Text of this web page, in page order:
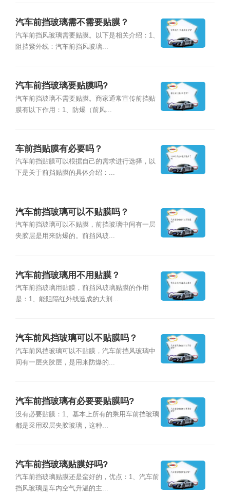
汽车前挡玻璃需不需要贴膜？
汽车前挡风玻璃需要贴膜。以下是相关介绍：1、
阻挡紫外线：汽车前挡风玻璃...
汽车前挡玻璃要贴膜吗?
汽车前挡玻璃不需要贴膜。商家通常宣传前挡贴
膜有以下作用：1、防爆（前风...
车前挡贴膜有必要吗？
汽车前挡贴膜可以根据自己的需求进行选择，以
下是关于前挡贴膜的具体介绍：...
汽车前挡玻璃可以不贴膜吗？
汽车前挡玻璃可以不贴膜，前挡玻璃中间有一层
夹胶层是用来防爆的。前挡风玻...
汽车前挡玻璃用不用贴膜？
汽车前挡玻璃用贴膜，前挡风玻璃贴膜的作用
是：1、能阻隔红外线造成的大剂...
汽车前风挡玻璃可以不贴膜吗？
汽车前风挡玻璃可以不贴膜，汽车前挡风玻璃中
间有一层夹胶层，是用来防爆的...
汽车前挡玻璃有必要要贴膜吗?
没有必要贴膜：1、基本上所有的乘用车前挡玻璃
都是采用双层夹胶玻璃，这种...
汽车前挡玻璃贴膜好吗?
汽车前挡玻璃贴膜还是蛮好的，优点：1、汽车前
挡风玻璃是车内空气升温的主...